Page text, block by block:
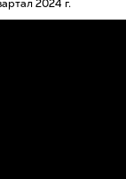
2024 г.